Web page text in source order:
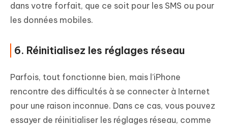
dans votre forfait, que ce soit pour les SMS ou pour
les données mobiles.
6. Réinitialisez les réglages réseau
Parfois, tout fonctionne bien, mais l’iPhone
rencontre des difficultés à se connecter à Internet
pour une raison inconnue. Dans ce cas, vous pouvez
essayer de réinitialiser les réglages réseau, comme